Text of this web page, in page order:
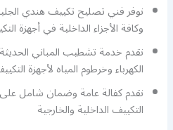
نوفر فني تصليح تكييف هندي
وكافة الأجزاء الداخلية في أجهزة
نقدم خدمة تشطيب المباني
الكهرباء وخرطوم المياه لأجهزة
نقدم كفالة عامة وضمان شامل على
التكييف الداخلية والخارجية